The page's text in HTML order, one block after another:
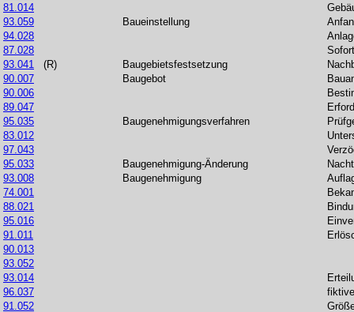
81.014
93.059
Baueinstellung
94.028
87.028
93.041
(R) Baugebietsfestsetzung
90.007
Baugebot
90.006
89.047
95.035
Baugenehmigungsverfahren
83.012
97.043
95.033
Baugenehmigung-Änderung
93.008
Baugenehmigung
74.001
88.021
95.016
91.011
90.013
93.052
93.014
96.037
fiktive
91.052